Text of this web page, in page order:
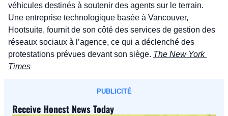
véhicules destinés à soutenir des agents sur le terrain.
Une entreprise technologique basée à Vancouver,
Hootsuite, fournit de son côté des services de gestion des
réseaux sociaux à l’agence, ce qui a déclenché des
protestations prévues devant son siège. The New York
Times
PUBLICITÉ
Receive Honest News Today